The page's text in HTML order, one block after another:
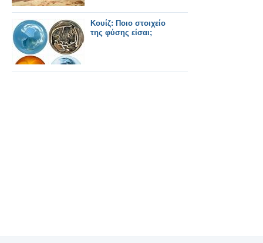
Κουίζ: Ποιο στοιχείο
της φύσης είσαι;